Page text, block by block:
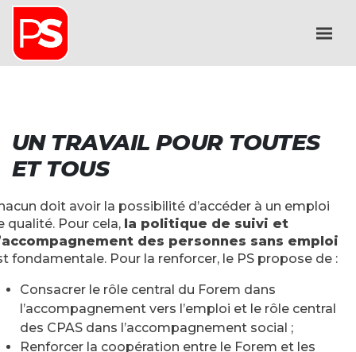
UN TRAVAIL POUR TOUTES
ET TOUS
doit avoir la possibilité d’accéder à un emploi
qualité. Pour cela, la politique de suivi et
des personnes sans emploi
fondamentale. Pour la renforcer, le PS propose de :
Consacrer le rôle central du Forem dans
l’accompagnement vers l’emploi et le rôle central
des CPAS dans l’accompagnement social ;
Renforcer la coopération entre le Forem et les